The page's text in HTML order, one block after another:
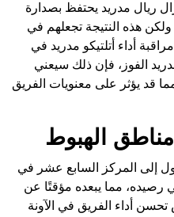
ريال مدريد يحتفظ بصدارة
برصيد 49 نقطة، ولكن هذه النتيجة تجعلهم في
أداء أتلتيكو مدريد في
مدريد الفوز، فإن ذلك سيعني
قد يؤثر على معنويات الفريق
مناطق الهبوط
إلى المركز السابع عشر في
ليجمع 23 نقطة في رصيده، مما يبعده مؤقتًا عن
أداء الفريق في الآونة